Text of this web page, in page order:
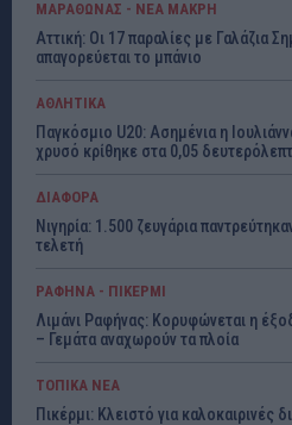
ΜΑΡΑΘΩΝΑΣ - ΝΕΑ ΜΑΚΡΗ
Αττική: Οι 17 παραλίες με Γαλάζια
απαγορεύεται το μπάνιο
ΑΘΛΗΤΙΚΑ
Παγκόσμιο U20: Ασημένια η
χρυσό κρίθηκε στα 0,05
ΔΙΑΦΟΡΑ
Νιγηρία: 1.500 ζευγάρια
τελετή
ΡΑΦΗΝΑ - ΠΙΚΕΡΜΙ
Λιμάνι Ραφήνας: Κορυφώνεται η
– Γεμάτα αναχωρούν τα πλοία
ΤΟΠΙΚΑ ΝΕΑ
Πικέρμι: Κλειστό για καλοκαιρινές